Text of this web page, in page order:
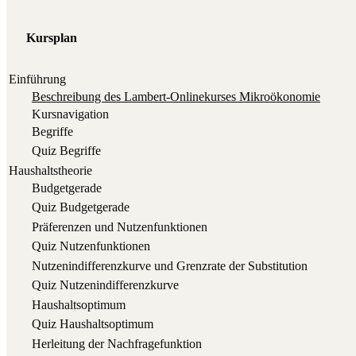
Kursplan
Einführung
Beschrei­bung des Lam­bert-Online­kur­ses Mikroökonomie
Kurs­na­vi­ga­ti­on
Begrif­fe
Quiz Begrif­fe
Haushaltstheorie
Bud­get­ge­ra­de
Quiz Bud­get­ge­ra­de
Prä­fe­ren­zen und Nutzenfunktionen
Quiz Nut­zen­funk­tio­nen
Nut­zen­in­dif­fe­renz­kur­ve und Grenz­ra­te der Substitution
Quiz Nut­zen­in­dif­fe­renz­kur­ve
Haus­halts­op­ti­mum
Quiz Haus­halts­op­ti­mum
Her­lei­tung der Nachfragefunktion